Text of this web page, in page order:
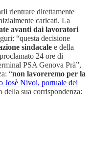
rientrare direttamente
caricati. La
avanti dai lavoratori
“questa decisione
sindacale e della
24 ore di
PSA Genova Prà”,
“non lavoreremo per la
Josè Nivoi, portuale dei
della sua corrispondenza: